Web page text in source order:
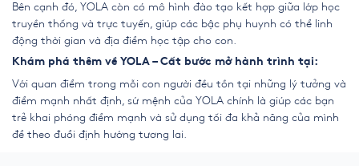
Bên cạnh đó, YOLA còn có mô hình đào tạo kết hợp giữa lớp học
truyền thống và trực tuyến, giúp các bậc phụ huynh có thể linh
động thời gian và địa điểm học tập cho con.
Khám phá thêm về YOLA – Cất bước mở hành trình tại:
Với quan điểm trong mỗi con người đều tồn tại những lý tưởng và
điểm mạnh nhất định, sứ mệnh của YOLA chính là giúp các bạn
trẻ khai phóng điểm mạnh và sử dụng tối đa khả năng của mình
để theo đuổi định hướng tương lai.